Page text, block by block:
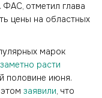
ФАС, отметил глава
цены на областных
марок
расти
половине июня.
заявили, что